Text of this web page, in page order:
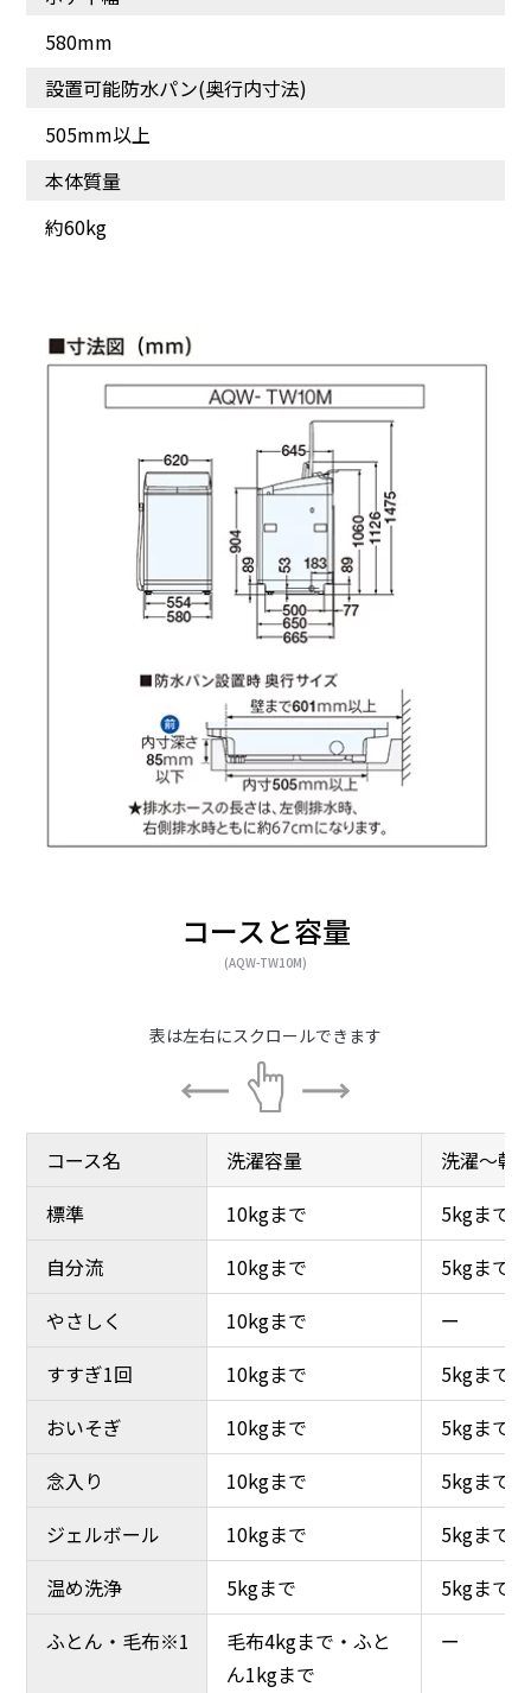
[ふわふわクイック乾燥]
洗濯・乾燥したい化繊の
衣類に[スピード洗乾コー
[多彩な洗浄コース]ジェル
ボール洗剤の持つ「防
臭」「香り付け」効果を
高めることを目的として
開発しました。
[多彩な洗浄コース]デリケ
ートなおしゃれ着洗いに
[清潔仕様]衣類をキレイ
中が見えてキレイに使え
ラストップ]
大きな洗濯物も出し入れ
らくらく[ワイドな投入
580mm
設置可能防水パン(奥行内寸法)
505mm以上
本体質量
約60kg
コースと容量
(AQW-TW10M)
コース名 洗濯容量
洗濯～乾
標準
10kgまで
5kgまで
自分流
10kgまで
5kgまで
やさしく
10kgまで
ー
すすぎ1回
10kgまで
5kgまで
おいそぎ
10kgまで
5kgまで
念入り
10kgまで
5kgまで
ジェルボール
10kgまで
5kgまで
温め洗浄
5kgまで
5kgまで
ふとん・毛布※1
毛布4kgまで・ふと
ん1kgまで
ー
コース名 洗濯容量
洗濯～乾
標準
10kgまで
5kgまで
自分流
10kgまで
5kgまで
やさしく
10kgまで
ー
すすぎ1回
10kgまで
5kgまで
おいそぎ
10kgまで
5kgまで
念入り
10kgまで
5kgまで
ジェルボール
10kgまで
5kgまで
温め洗浄
5kgまで
5kgまで
ふとん・毛布※1
毛布4kgまで・ふと
ん1kgまで
ー